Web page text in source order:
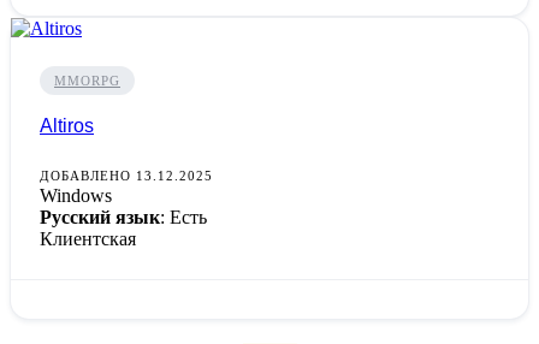
MMORPG
Altiros
ДОБАВЛЕНО 13.12.2025
Windows
Русский язык: Есть
Клиентская